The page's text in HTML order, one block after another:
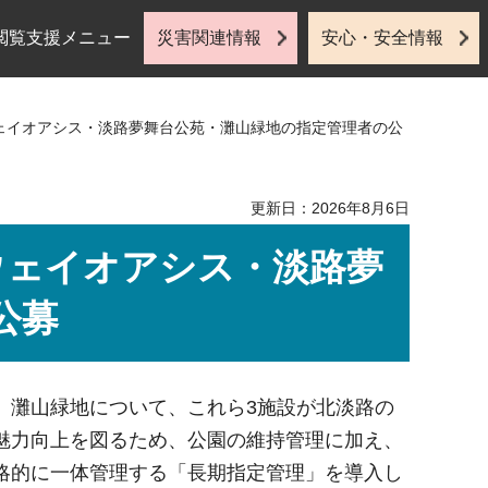
覧支援メニュー 災害関連情報 安心・安全情報
オアシス・淡路夢舞台公苑・灘山緑地の指定管理者の公
更新日：2026年8月6日
イオアシス・淡路夢
募
山緑地について、これら3施設が北淡路の
向上を図るため、公園の維持管理に加え、
に一体管理する「長期指定管理」を導入し